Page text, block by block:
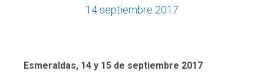
14 septiembre 2017
Esmeraldas, 14 y 15 de septiembre 2017